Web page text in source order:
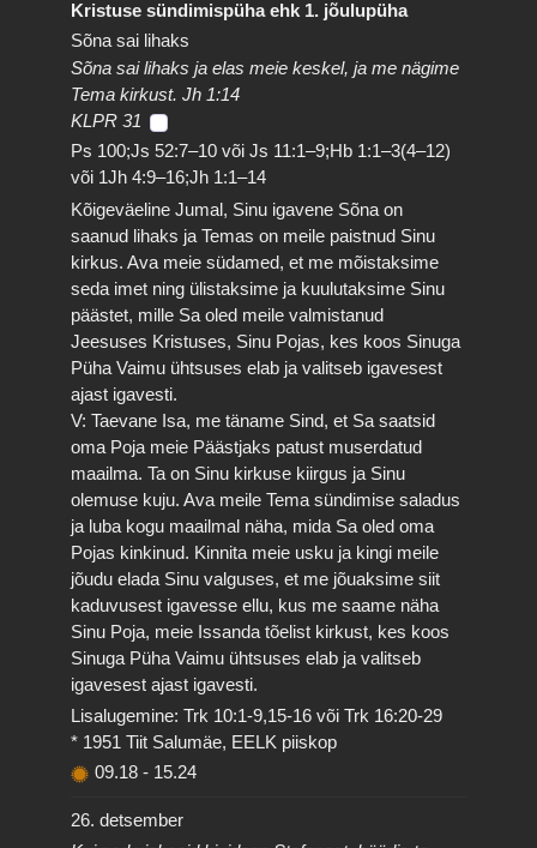
Kristuse sündimispüha ehk 1. jõulupüha
Sõna sai lihaks
Sõna sai lihaks ja elas meie keskel, ja me nägime
Tema kirkust. Jh 1:14
KLPR 31
Ps 100;Js 52:7–10 või Js 11:1–9;Hb 1:1–3(4–12)
või 1Jh 4:9–16;Jh 1:1–14
Kõigeväeline Jumal, Sinu igavene Sõna on
saanud lihaks ja Temas on meile paistnud Sinu
kirkus. Ava meie südamed, et me mõistaksime
seda imet ning ülistaksime ja kuulutaksime Sinu
päästet, mille Sa oled meile valmistanud
Jeesuses Kristuses, Sinu Pojas, kes koos Sinuga
Püha Vaimu ühtsuses elab ja valitseb igavesest
ajast igavesti.
V: Taevane Isa, me täname Sind, et Sa saatsid
oma Poja meie Päästjaks patust muserdatud
maailma. Ta on Sinu kirkuse kiirgus ja Sinu
olemuse kuju. Ava meile Tema sündimise saladus
ja luba kogu maailmal näha, mida Sa oled oma
Pojas kinkinud. Kinnita meie usku ja kingi meile
jõudu elada Sinu valguses, et me jõuaksime siit
kaduvusest igavesse ellu, kus me saame näha
Sinu Poja, meie Issanda tõelist kirkust, kes koos
Sinuga Püha Vaimu ühtsuses elab ja valitseb
igavesest ajast igavesti.
Lisalugemine: Trk 10:1-9,15-16 või Trk 16:20-29
* 1951 Tiit Salumäe, EELK piiskop
09.18 - 15.24
26. detsember